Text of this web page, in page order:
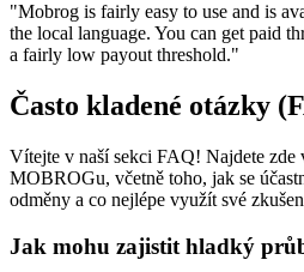
"Mobrog is fairly easy to use and is
the local language. You can get paid
a fairly low payout threshold."
Často kladené otázky
Vítejte v naší sekci FAQ! Najdete zde
MOBROGu, včetně toho, jak se
odměny a co nejlépe využít své
Jak mohu zajistit hladký